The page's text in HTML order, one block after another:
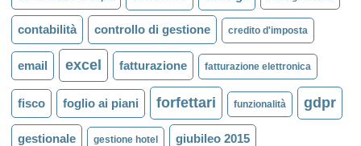
contabilità controllo di gestione credito d'imposta
email excel fatturazione fatturazione elettronica
fisco foglio ai piani forfettari funzionalità gdpr
gestionale gestione hotel giubileo 2015